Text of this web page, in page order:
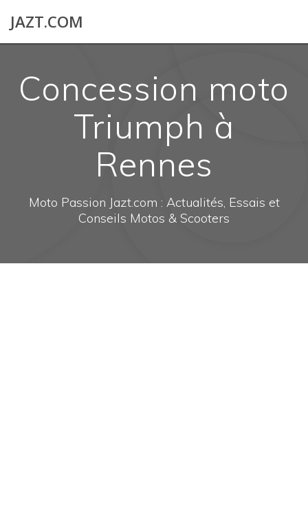
JAZT.COM
Concession moto
Triumph à
Rennes
Moto Passion Jazt.com : Actualités, Essais et
Conseils Motos & Scooters